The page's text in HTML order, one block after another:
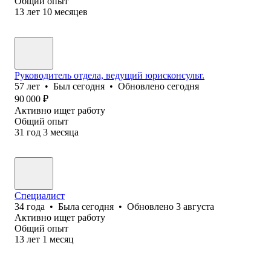
13 лет 10 месяцев
Руководитель отдела, ведущий юрисконсульт.
57 лет • Был сегодня • Обновлено сегодня
90 000 ₽
Активно ищет работу
Общий опыт
31 год 3 месяца
Специалист
34 года • Была сегодня • Обновлено 3 августа
Активно ищет работу
Общий опыт
13 лет 1 месяц